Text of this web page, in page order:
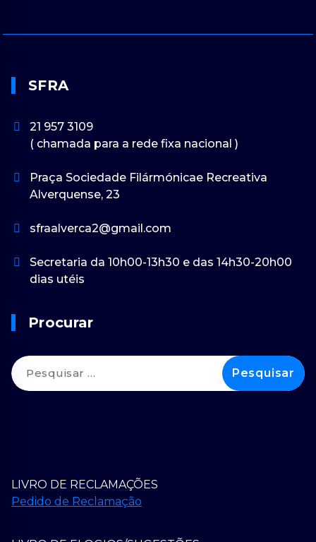
SFRA
21 957 3109
( chamada para a rede fixa nacional )
Praça Sociedade Filármónicae Recreativa
Alverquense, 23
sfraalverca2@gmail.com
Secretaria da 10h00-13h30 e das 14h30-20h00
dias utéis
Procurar
Pesquisar
por:
LIVRO DE RECLAMAÇÕES
Pedido de Reclamação